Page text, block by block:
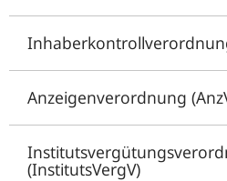
Anzeigenverordnung
(InstitutsVergV)